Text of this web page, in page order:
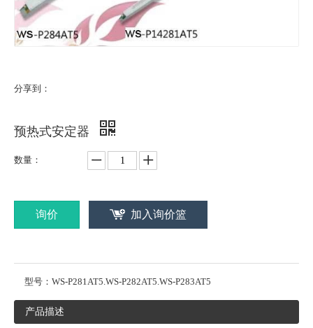
分享到：
预热式安定器
数量：
询价 加入询价篮
型号： WS-P281AT5.WS-P282AT5.WS-P283AT5
产品描述